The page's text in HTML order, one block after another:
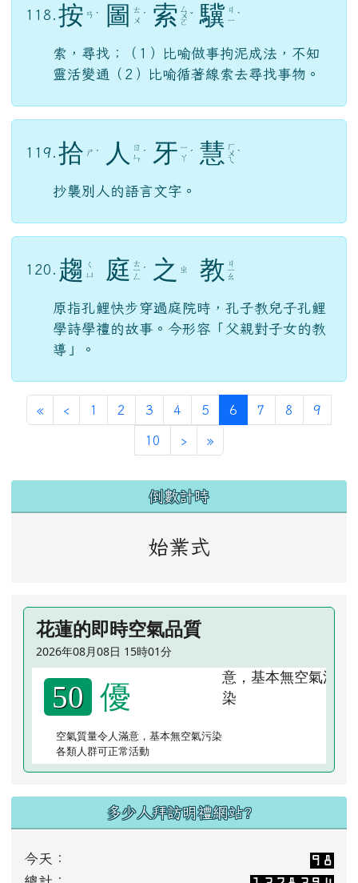
118. 按 ㄢ ˋ 圖
ㄊ
ㄨ ˊ 索 ㄙ
ㄨ
ㄛ
ˇ 驥 ㄐ
ㄧ ˋ
索，尋找；（1）比喻做事拘泥成法，不知
靈活變通（2）比喻循著線索去尋找事物。
119. 拾 ㄕ ˊ 人
ㄖ
ㄣ ˊ 牙 ㄚ ˊ 慧 ㄏ
ㄨ
ㄟ
ˋ
抄襲別人的語言文字。
120. 趨
ㄑ
ㄩ
庭 ㄊ
ㄧ
ㄥ
ˊ 之 ㄓ 教 ㄐ
ㄧ
ㄠ
原指孔鯉快步穿過庭院時，孔子教兒子孔鯉
學詩學禮的故事。今形容「父親對子女的教
導」。
« ‹ 上一頁
1 2 3 4 5 6 (目前頁次)
7 8 9
10 › »
左邊區域內容 倒數計時
始業式
花蓮的即時空氣品質
2026年08月08日 15時01分
50 優
空氣質量令人滿意，基本無空氣污染
各類人群可正常活動
多少人拜訪明禮網站?
今天：
總計：